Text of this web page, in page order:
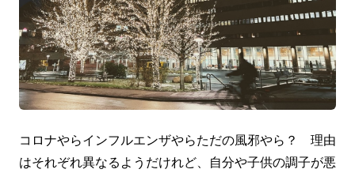
コロナやらインフルエンザやらただの風邪やら？ 理由
はそれぞれ異なるようだけれど、自分や子供の調子が悪